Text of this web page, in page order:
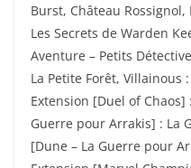
Burst, Château Rossignol,
Les Secrets de Warden
Aventure – Petits
La Petite Forêt, Villainous
Extension [Duel of Chaos]
Guerre pour Arrakis] : La
[Dune – La Guerre pour